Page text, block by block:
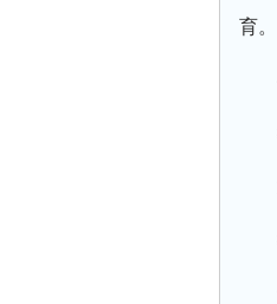
育。